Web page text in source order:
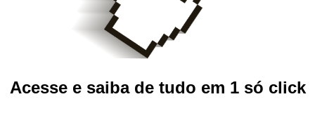
Acesse e saiba de tudo em 1 só click